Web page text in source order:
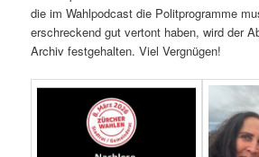
die im Wahlpodcast die Politprogramme
erschreckend gut vertont haben, wird der
Archiv festgehalten. Viel Vergnügen!